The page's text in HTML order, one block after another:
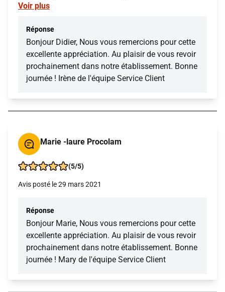
Voir plus
Réponse
Bonjour Didier, Nous vous remercions pour cette
excellente appréciation. Au plaisir de vous revoir
prochainement dans notre établissement. Bonne
journée ! Irène de l'équipe Service Client
Marie -laure Procolam
(5/5)
Avis posté le 29 mars 2021
Réponse
Bonjour Marie, Nous vous remercions pour cette
excellente appréciation. Au plaisir de vous revoir
prochainement dans notre établissement. Bonne
journée ! Mary de l'équipe Service Client